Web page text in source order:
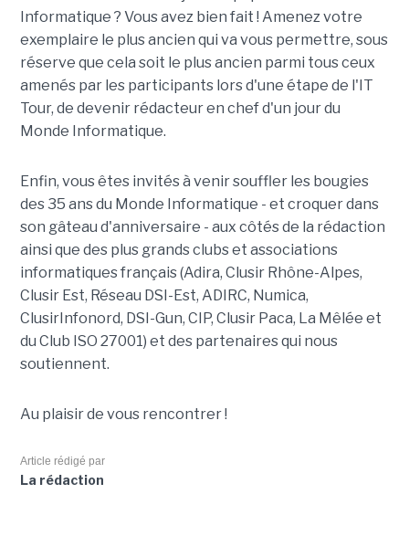
Informatique ? Vous avez bien fait ! Amenez votre
exemplaire le plus ancien qui va vous permettre, sous
réserve que cela soit le plus ancien parmi tous ceux
amenés par les participants lors d'une étape de l'IT
Tour, de devenir rédacteur en chef d'un jour du
Monde Informatique.
Enfin, vous êtes invités à venir souffler les bougies
des 35 ans du Monde Informatique - et croquer dans
son gâteau d'anniversaire - aux côtés de la rédaction
ainsi que des plus grands clubs et associations
informatiques français (Adira, Clusir Rhône-Alpes,
Clusir Est, Réseau DSI-Est, ADIRC, Numica,
ClusirInfonord, DSI-Gun, CIP, Clusir Paca, La Mêlée et
du Club ISO 27001) et des partenaires qui nous
soutiennent.
Au plaisir de vous rencontrer !
Article rédigé par
La rédaction